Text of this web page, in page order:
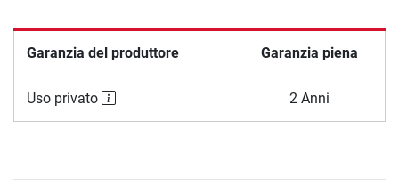
Garanzia del produttore Garanzia piena
Uso privato 2 Anni